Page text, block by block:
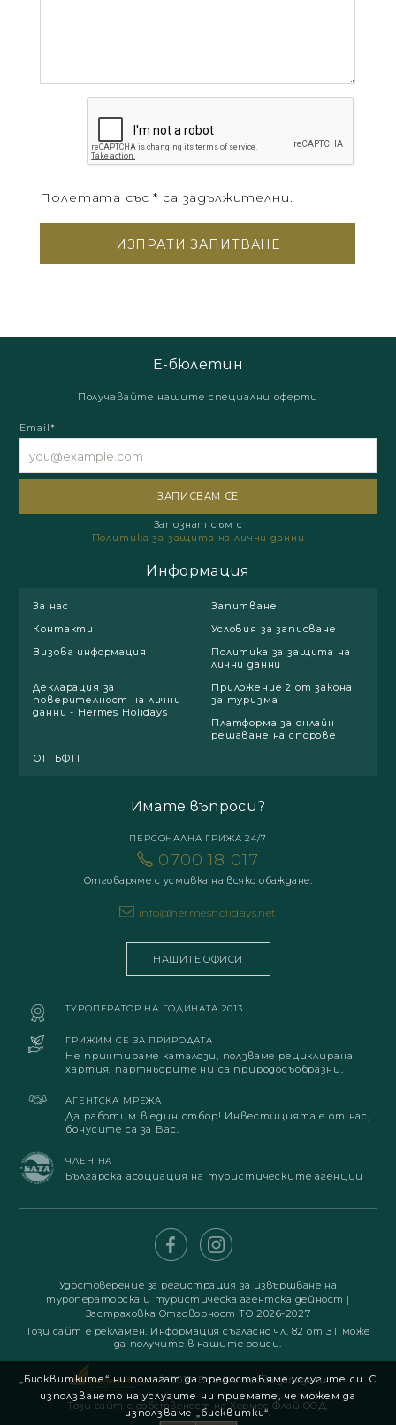
Полетата със * са задължителни.
Е-бюлетин
Получавайте нашите специални оферти
Email*
Запознат съм с
Политика за защита на лични данни
Информация
За нас
Запитване
Контакти
Условия за записване
Визова информация
Политика за защита на
лични данни
Декларация за
поверителност на лични
данни - Hermes Holidays
Приложение 2 от закона
за туризма
Платформа за онлайн
решаване на спорове
ОП БФП
Имате въпроси?
ПЕРСОНАЛНА ГРИЖА 24/7
0700 18 017
Отговаряме с усмивка на всяко обаждане.
info@hermesholidays.net
НАШИТЕ ОФИСИ
ТУРОПЕРАТОР НА ГОДИНАТА 2013
ГРИЖИМ СЕ ЗА ПРИРОДАТА
Не принтираме каталози, ползваме рециклирана
хартия, партньорите ни са природосъобразни.
АГЕНТСКА МРЕЖА
Да работим в един отбор! Инвестицията е от нас,
бонусите са за Вас.
ЧЛЕН НА
Българска асоциация на туристическите агенции
Удостоверение за регистрация за извършване на
туроператорска и туристическа агентска дейност |
Застраховка Отговорност ТО 2026-2027
Този сайт е рекламен. Информация съгласно чл. 82 от ЗТ може
да получите в нашите офиси.
© 2019. Всички права запазени
Този сайт е собственост на Хермес Флай ООД.
„Бисквитките“ ни помагат да предоставяме услугите си. С
използването на услугите ни приемате, че можем да
използваме „бисквитки“.